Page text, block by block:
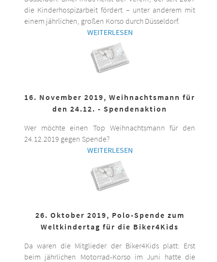
die Kinderhospizarbeit fördert – unter anderem mit
einem jährlichen, großen Korso durch Düsseldorf.
WEITERLESEN
16. November 2019, Weihnachtsmann für
den 24.12. - Spendenaktion
Wer möchte einen Top Weihnachtsmann für den
24.12.2019 gegen Spende?
WEITERLESEN
26. Oktober 2019, Polo-Spende zum
Weltkindertag für die Biker4Kids
Da waren die Mitglieder der Biker4Kids platt: Erst
beim jährlichen Motorrad-Korso im Juni hatte die